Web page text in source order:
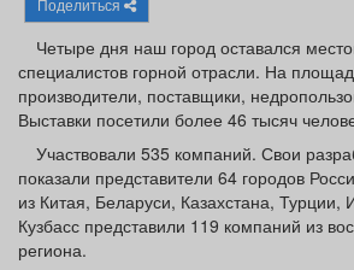
Афиша
Товары Поздравления
Поделиться
Четыре дня наш город оставался
специалистов горной отрасли. На
производители, поставщики,
Выставки посетили более 46 тысяч
Участвовали 535 компаний. Свои
показали представители 64 городов
из Китая, Беларуси, Казахстана, Турции,
Кузбасс представили 119 компаний из
региона.